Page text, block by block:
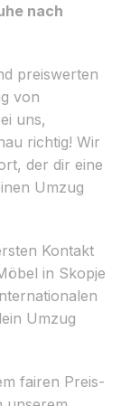
nach
preiswerten
von
uns,
richtig! Wir
der dir eine
Umzug
Kontakt
in Skopje
Umzug
fairen Preis-